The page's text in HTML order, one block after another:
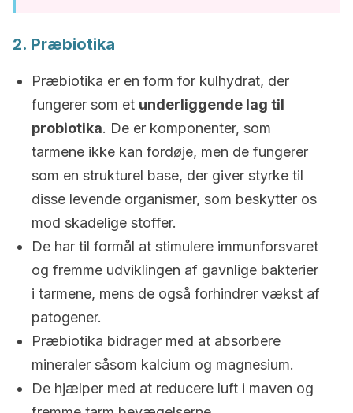
2. Præbiotika
Præbiotika er en form for kulhydrat, der
fungerer som et underliggende lag til
probiotika. De er komponenter, som
tarmene ikke kan fordøje, men de fungerer
som en strukturel base, der giver styrke til
disse levende organismer, som beskytter os
mod skadelige stoffer.
De har til formål at stimulere immunforsvaret
og fremme udviklingen af gavnlige bakterier
i tarmene, mens de også forhindrer vækst af
patogener.
Præbiotika bidrager med at absorbere
mineraler såsom kalcium og magnesium.
De hjælper med at reducere luft i maven og